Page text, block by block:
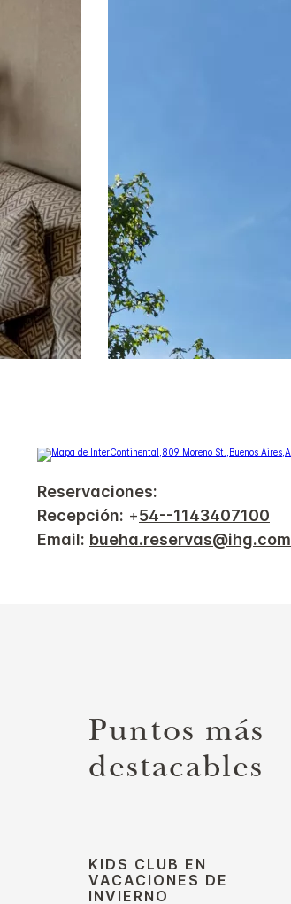
Reservaciones:
Recepción: +54--1143407100
Email: bueha.reservas@ihg.com
Puntos más
destacables
KIDS CLUB EN
VACACIONES DE
INVIERNO